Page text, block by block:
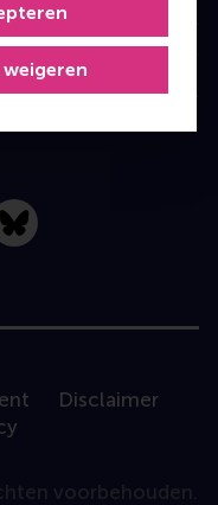
Bluesky
Disclaimer